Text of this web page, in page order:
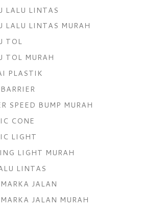
LALU LINTAS
LALU LINTAS MURAH
TOL
TOL MURAH
PLASTIK
SPEED BUMP MURAH
CONE
LIGHT
LIGHT MURAH
LINTAS
JALAN
JALAN MURAH